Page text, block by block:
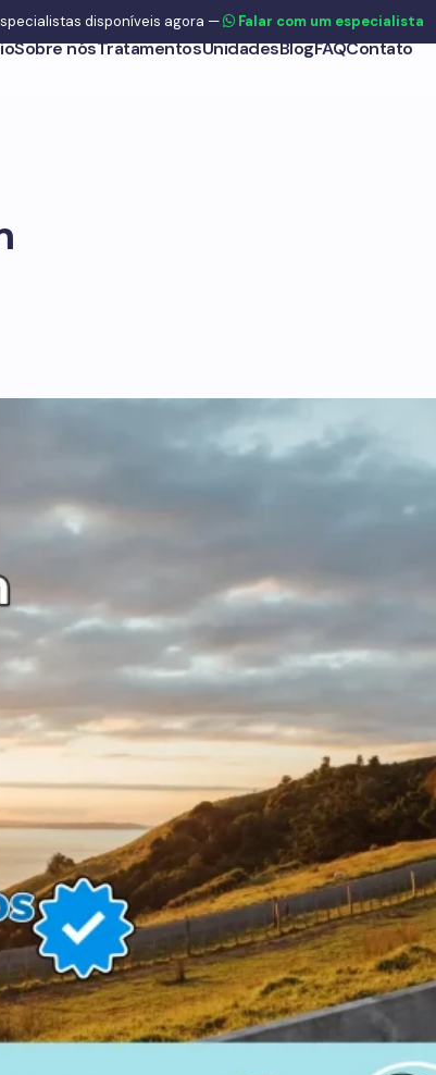
Sobre nósTratamentosUnidadesBlogFAQContato
disponíveis agora — Falar com um especialista